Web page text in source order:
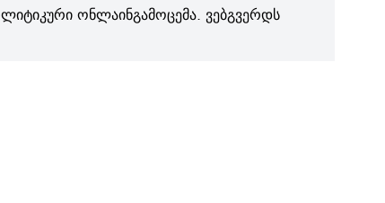
ონლაინგამოცემა. ვებგვერდს